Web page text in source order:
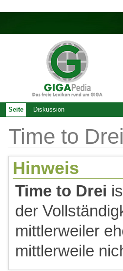
Time to Drei
Hinweis
Time to Drei
der
mittlerweiler
mittlerweile
Seite Diskussion